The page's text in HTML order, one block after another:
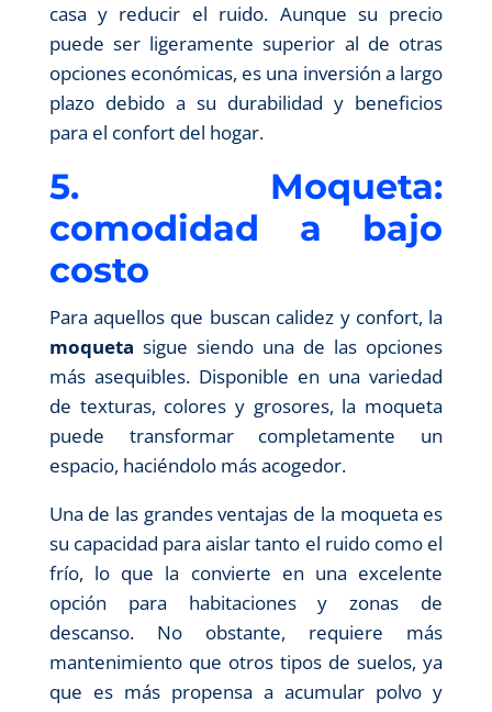
casa y reducir el ruido. Aunque su precio
puede ser ligeramente superior al de otras
opciones económicas, es una inversión a largo
plazo debido a su durabilidad y beneficios
para el confort del hogar.
5. Moqueta:
comodidad a bajo
costo
Para aquellos que buscan calidez y confort, la
moqueta sigue siendo una de las opciones
más asequibles. Disponible en una variedad
de texturas, colores y grosores, la moqueta
puede transformar completamente un
espacio, haciéndolo más acogedor.
Una de las grandes ventajas de la moqueta es
su capacidad para aislar tanto el ruido como el
frío, lo que la convierte en una excelente
opción para habitaciones y zonas de
descanso. No obstante, requiere más
mantenimiento que otros tipos de suelos, ya
que es más propensa a acumular polvo y